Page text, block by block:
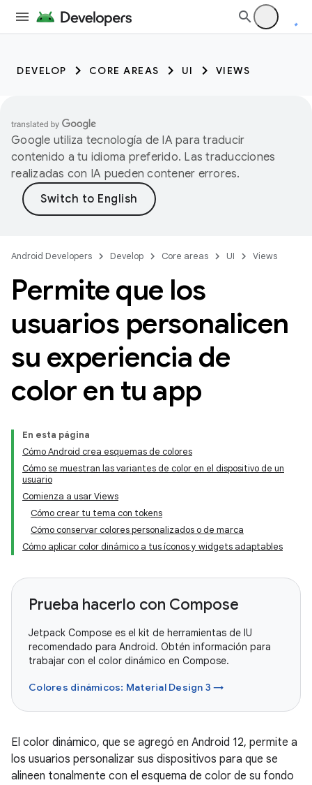
DEVELOP CORE AREAS UI VIEWS
Google utiliza tecnología de IA para traducir
contenido a tu idioma preferido. Las traducciones
realizadas con IA pueden contener errores.
Android Developers Develop Core areas UI Views
Permite que los
usuarios personalicen
su experiencia de
color en tu app
En esta página
Cómo Android crea esquemas de colores
Cómo se muestran las variantes de color en el dispositivo de un
usuario
Comienza a usar Views
Cómo crear tu tema con tokens
Cómo conservar colores personalizados o de marca
Cómo aplicar color dinámico a tus íconos y widgets adaptables
Prueba hacerlo con Compose
Jetpack Compose es el kit de herramientas de IU
recomendado para Android. Obtén información para
trabajar con el color dinámico en Compose.
Colores dinámicos: Material Design 3 →
El color dinámico, que se agregó en Android 12, permite a
los usuarios personalizar sus dispositivos para que se
alineen tonalmente con el esquema de color de su fondo